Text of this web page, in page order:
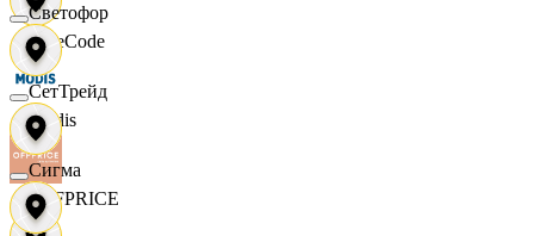
FaceCode
Modis
OFFPRICE
Светофор
СетТрейд
Сигма